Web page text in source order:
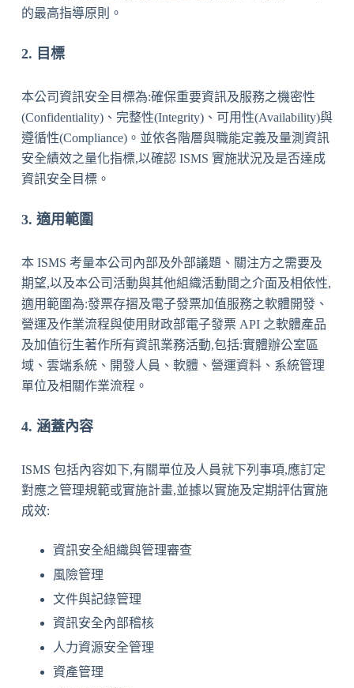
的最高指導原則。
2. 目標
本公司資訊安全目標為:確保重要資訊及服務之機密性
(Confidentiality)、完整性(Integrity)、可用性(Availability)與
遵循性(Compliance)。並依各階層與職能定義及量測資訊
安全績效之量化指標,以確認 ISMS 實施狀況及是否達成
資訊安全目標。
3. 適用範圍
本 ISMS 考量本公司內部及外部議題、關注方之需要及
期望,以及本公司活動與其他組織活動間之介面及相依性,
適用範圍為:發票存摺及電子發票加值服務之軟體開發、
營運及作業流程與使用財政部電子發票 API 之軟體產品
及加值衍生著作所有資訊業務活動,包括:實體辦公室區
域、雲端系統、開發人員、軟體、營運資料、系統管理
單位及相關作業流程。
4. 涵蓋內容
ISMS 包括內容如下,有關單位及人員就下列事項,應訂定
對應之管理規範或實施計畫,並據以實施及定期評估實施
成效:
資訊安全組織與管理審查
風險管理
文件與記錄管理
資訊安全內部稽核
人力資源安全管理
資產管理